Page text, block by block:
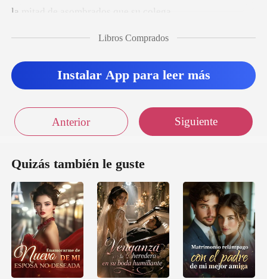
la mi
teresado en la c
Libros Comprados
Instalar App para leer más
Anterior Siguiente
Quizás también le guste